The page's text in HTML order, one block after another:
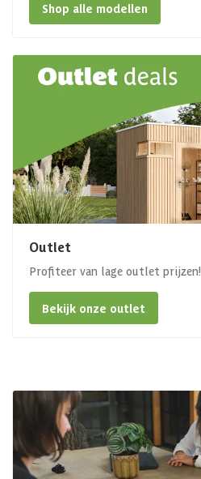
Shop alle modellen
Outlet
Profiteer van lage outlet prijzen!
Bekijk onze outlet